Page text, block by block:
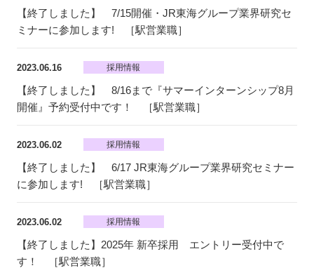
【終了しました】 7/15開催・JR東海グループ業界研究セ
ミナーに参加します! ［駅営業職］
2023.06.16 採用情報
【終了しました】 8/16まで『サマーインターンシップ8月
開催』予約受付中です！ ［駅営業職］
2023.06.02 採用情報
【終了しました】 6/17 JR東海グループ業界研究セミナー
に参加します! ［駅営業職］
2023.06.02 採用情報
【終了しました】2025年 新卒採用 エントリー受付中で
す！ ［駅営業職］